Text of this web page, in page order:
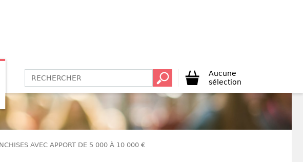
Aucune
sélection
AVEC APPORT DE 5 000 À 10 000 €